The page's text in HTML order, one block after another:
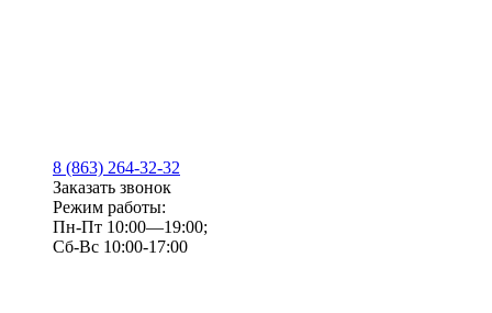
8 (863) 264-32-32
Заказать звонок
Режим работы:
Пн-Пт 10:00—19:00;
Сб-Вс 10:00-17:00